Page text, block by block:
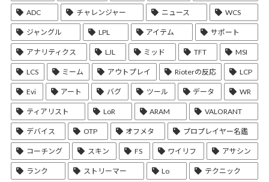
ADC チャレンジャー ニュース WCS
ジャングル LPL アイテム サポート
アナリティクス LJL ミッド TFT MSI
LCS ミーム アウトプレイ Rioterの反応 LCP
Evi アート バグ ツール データ WR
ティアリスト LoR ARAM VALORANT
デバイス OTP オフメタ プロプレイヤー名鑑
コーチング スキン FS ワイリフ アサシン
ランク ストリーマー Lo テクニック